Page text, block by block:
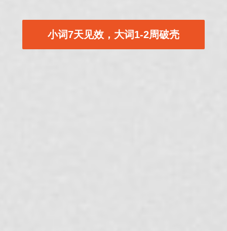
小词7天见效，大词1-2周破壳